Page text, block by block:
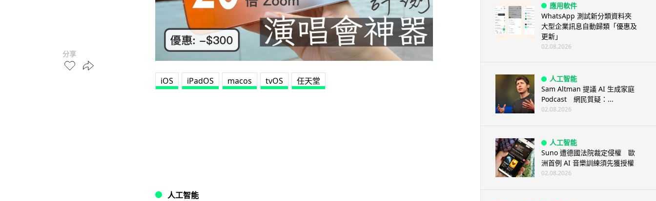
分享
iOS iPadOS macos tvOS 任天堂
人工智能
應用軟件
WhatsApp 測試新分類資料夾
大型企業訊息自動歸類「優惠及
更新」
02.08.2026
人工智能
Sam Altman 提議 AI 生成家庭
Podcast 網民質疑：...
02.08.2026
人工智能
Suno 遭德國法院裁定侵權 歐
洲首例 AI 音樂訓練須先獲授權
02.08.2026